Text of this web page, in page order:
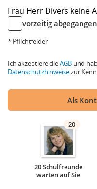
Frau Herr Divers keine
vorzeitig
* Pflichtfelder
Ich akzeptiere dieAGB und
Datenschutzhinweisezur
Als
20
20 Schulfreunde
warten auf Sie